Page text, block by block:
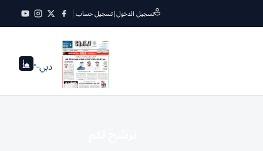
تسجيل الدخول|تسجيل حساب
دبي--°